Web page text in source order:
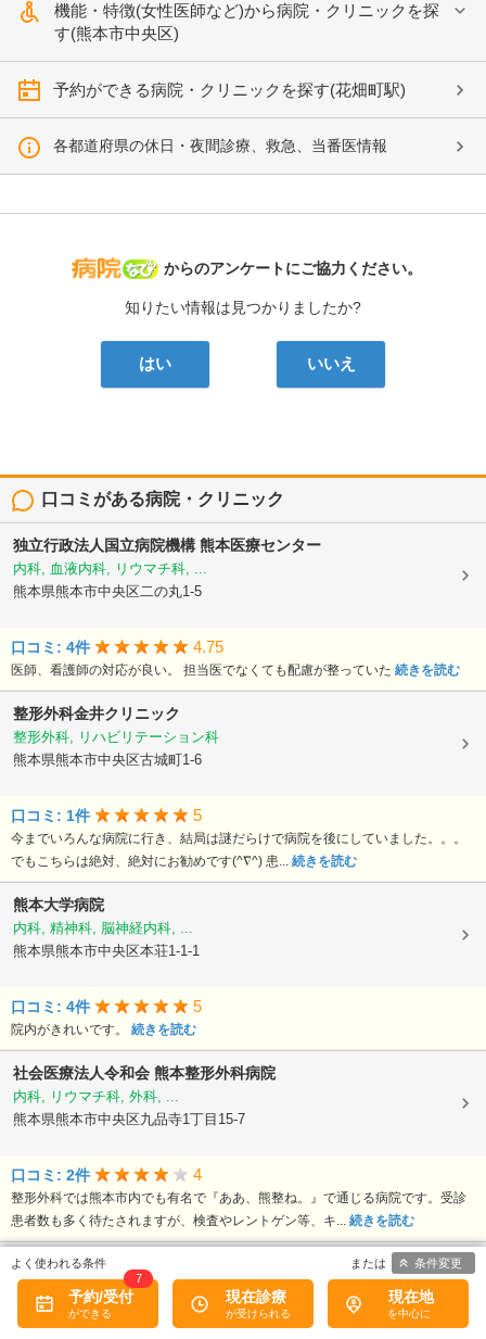
機能・特徴(女性医師など)から病院・クリニックを探
す(熊本市中央区)
予約ができる病院・クリニックを探す(花畑町駅)
各都道府県の休日・夜間診療、救急、当番医情報
病院なび
からのアンケートにご協力ください。
知りたい情報は見つかりましたか?
はい いいえ
口コミがある病院・クリニック
独立行政法人国立病院機構熊本医療センター
内科, 血液内科, リウマチ科, ...
熊本県熊本市中央区二の丸1-5
口コミ: 4件 4.75
医師、看護師の対応が良い。 担当医でなくても配慮が整っていた 続きを読む
整形外科金井クリニック
整形外科, リハビリテーション科
熊本県熊本市中央区古城町1-6
口コミ: 1件 5
今までいろんな病院に行き、結局は謎だらけで病院を後にしていました。。。
でもこちらは絶対、絶対にお勧めです(^∇^) 患... 続きを読む
熊本大学病院
内科, 精神科, 脳神経内科, ...
熊本県熊本市中央区本荘1-1-1
口コミ: 4件 5
院内がきれいです。 続きを読む
社会医療法人令和会 熊本整形外科病院
内科, リウマチ科, 外科, ...
熊本県熊本市中央区九品寺1丁目15-7
口コミ: 2件 4
整形外科では熊本市内でも有名で『ああ、熊整ね。』で通じる病院です。受診
患者数も多く待たされますが、検査やレントゲン等、キ... 続きを読む
医療法人陽光会
内科, 神経内科, 心療内科, ...
熊本県熊本市西区上熊本1丁目3-4
予約/受付
7
現在診療 現在地
条件変更